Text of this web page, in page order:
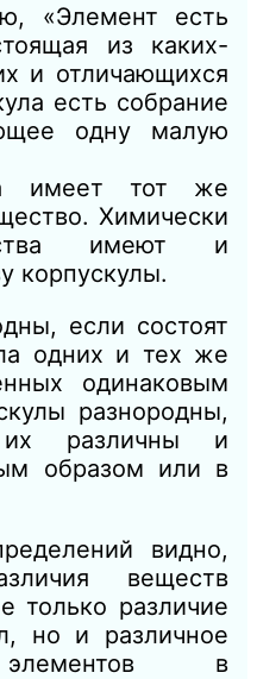
«Элемент есть
из каких-
и отличающихся
есть собрание
одну малую
имеет тот же
Химически
имеют и
корпускулы.
если состоят
одних и тех же
одинаковым
разнородны,
раз­личны и
образом или в
видно,
веществ
только различие
но и различное
элементов в